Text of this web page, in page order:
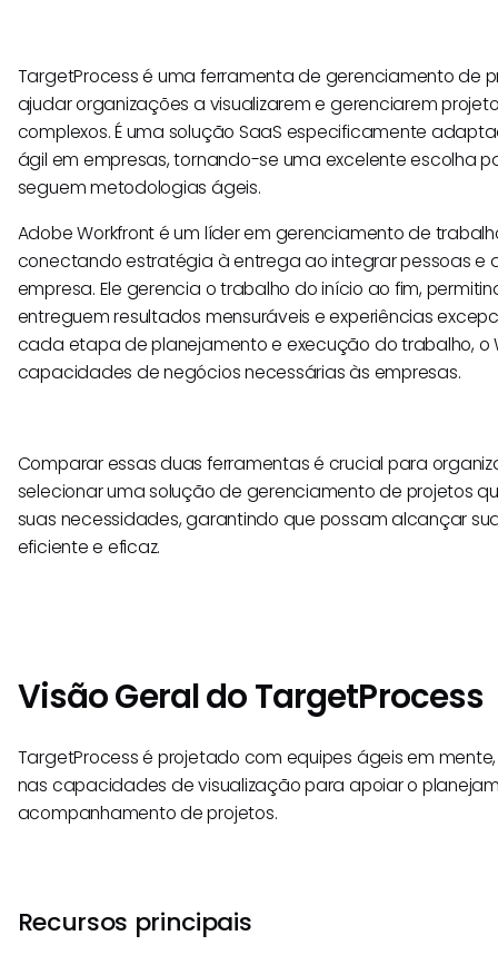
TargetProcess é uma ferramenta de gerenciamento de
ajudar organizações a visualizarem e gerenciarem
complexos. É uma solução SaaS especificamente
ágil em empresas, tornando-se uma excelente escolha
seguem metodologias ágeis.
Adobe Workfront é um líder em gerenciamento de
conectando estratégia à entrega ao integrar pessoas e
empresa. Ele gerencia o trabalho do início ao fim,
entreguem resultados mensuráveis e experiências
cada etapa de planejamento e execução do trabalho, o
capacidades de negócios necessárias às empresas.
Comparar essas duas ferramentas é crucial para
selecionar uma solução de gerenciamento de projetos
suas necessidades, garantindo que possam alcançar
eficiente e eficaz.
Visão Geral do TargetProcess
TargetProcess é projetado com equipes ágeis em
nas capacidades de visualização para apoiar o
acompanhamento de projetos.
Recursos principais